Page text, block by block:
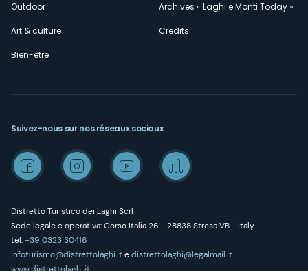
Outdoor
Art & culture
Bien-être
Archives « Laghi e Monti Today »
Credits
Distretto Turistico dei Laghi Scrl
Sede legale e operativa: Corso Italia 26 - 28838 Stresa VB - Italy
tel:+39 0323 30416
infoturismo@distrettolaghi.itedistrettolaghi@legalmail.it
Suivez-nous sur nos réseaux sociaux